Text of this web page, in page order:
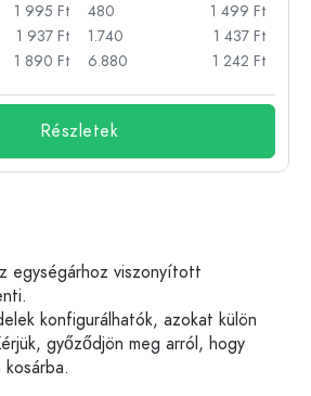
1 995 Ft
1 937 Ft
1 890 Ft
480
1 499 Ft
1.740
1 437 Ft
6.880
1 242 Ft
Részletek
egységárhoz viszonyított
konfigurálhatók, azokat külön
győződjön meg arról, hogy